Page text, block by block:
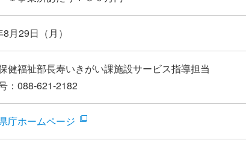
月29日（月）
健福祉部長寿いきがい課施設サービス指導担当
：088-621-2182
庁ホームページ